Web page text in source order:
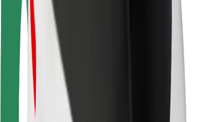
Rozwiązania dla miast
Lotniska
Stacje ładowania Bolt
Pomoc
Dla pasażerów
Dla kierowców
Dla dostawców